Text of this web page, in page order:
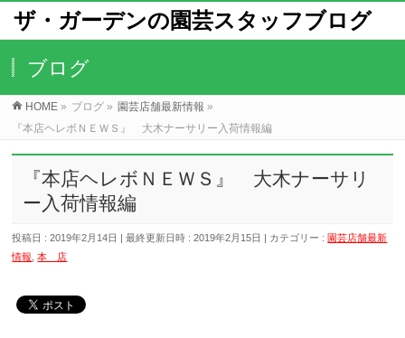
ザ・ガーデンの園芸スタッフブログ
ブログ
HOME » ブログ » 園芸店舗最新情報 »
『本店ヘレボＮＥＷＳ』 大木ナーサリー入荷情報編
『本店ヘレボＮＥＷＳ』 大木ナーサリ
ー入荷情報編
投稿日 : 2019年2月14日 最終更新日時 : 2019年2月15日 カテゴリー :園芸店舗最新
情報 ,本 店